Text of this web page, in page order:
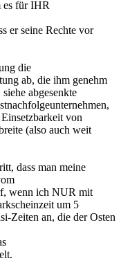
für IHR
er seine Rechte vor
die
ab, die ihm genehm
abgesenkte
von
(also auch weit
dass man meine
wenn ich NUR mit
um 5
Zeiten an, die der Osten